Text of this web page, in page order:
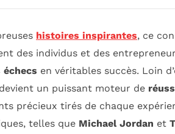
histoires inspirantes, ce
des individus et des
en véritables succès. Loin
un puissant moteur de
précieux tirés de chaque
telles que Michael Jordan et